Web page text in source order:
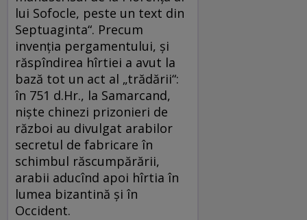
lui Sofocle, peste un text din
Septuaginta“. Precum
invenţia pergamentului, şi
răspîndirea hîrtiei a avut la
bază tot un act al „trădării“:
în 751 d.Hr., la Samarcand,
nişte chinezi prizonieri de
război au divulgat arabilor
secretul de fabricare în
schimbul răscumpărării,
arabii aducînd apoi hîrtia în
lumea bizantină şi în
Occident.